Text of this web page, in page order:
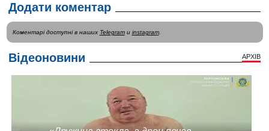
Додати коментар
Коментарі доступні в наших Telegramи instagram.
Відеоновини АРХІВ